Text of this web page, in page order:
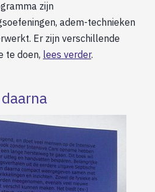
zijn
adem-technieken
Er zijn verschillende
te doen, lees verder.